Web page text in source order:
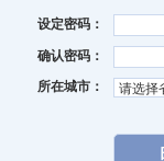
设定密码：
确认密码：
所在城市：